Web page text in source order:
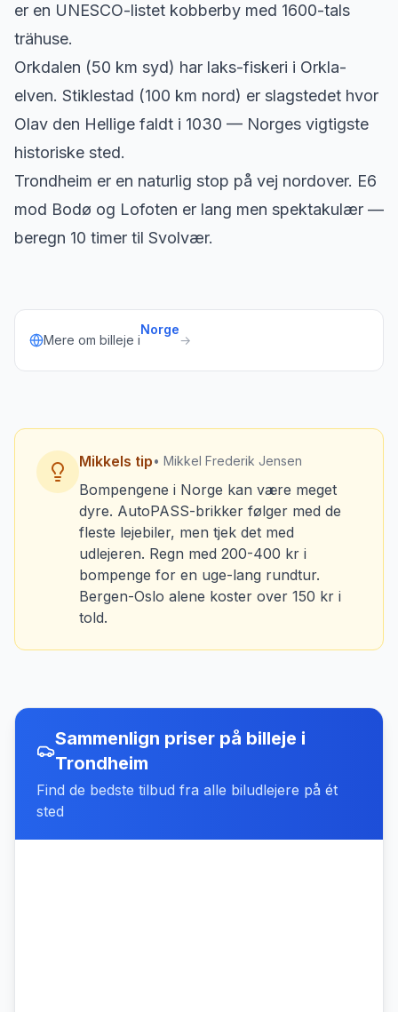
er en UNESCO-listet kobberby med 1600-tals
trähuse.
Orkdalen (50 km syd) har laks-fiskeri i Orkla-
elven. Stiklestad (100 km nord) er slagstedet hvor
Olav den Hellige faldt i 1030 — Norges vigtigste
historiske sted.
Trondheim er en naturlig stop på vej nordover. E6
mod Bodø og Lofoten er lang men spektakulær —
beregn 10 timer til Svolvær.
Mere om billeje i
Norge
→
Mikkels tip• Mikkel Frederik Jensen
Bompengene i Norge kan være meget
dyre. AutoPASS-brikker følger med de
fleste lejebiler, men tjek det med
udlejeren. Regn med 200-400 kr i
bompenge for en uge-lang rundtur.
Bergen-Oslo alene koster over 150 kr i
told.
Sammenlign priser på billeje i
Trondheim
Find de bedste tilbud fra alle biludlejere på ét
sted